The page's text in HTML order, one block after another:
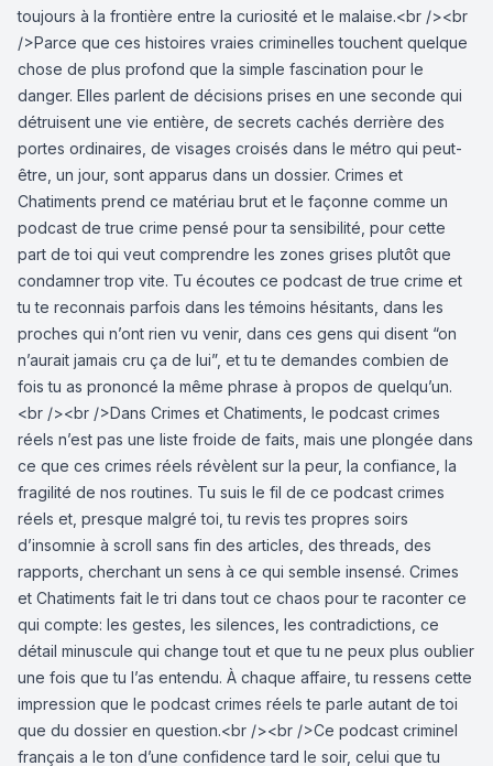
toujours à la frontière entre la curiosité et le malaise.<br /><br
/>Parce que ces histoires vraies criminelles touchent quelque
chose de plus profond que la simple fascination pour le
danger. Elles parlent de décisions prises en une seconde qui
détruisent une vie entière, de secrets cachés derrière des
portes ordinaires, de visages croisés dans le métro qui peut-
être, un jour, sont apparus dans un dossier. Crimes et
Chatiments prend ce matériau brut et le façonne comme un
podcast de true crime pensé pour ta sensibilité, pour cette
part de toi qui veut comprendre les zones grises plutôt que
condamner trop vite. Tu écoutes ce podcast de true crime et
tu te reconnais parfois dans les témoins hésitants, dans les
proches qui n’ont rien vu venir, dans ces gens qui disent “on
n’aurait jamais cru ça de lui”, et tu te demandes combien de
fois tu as prononcé la même phrase à propos de quelqu’un.
<br /><br />Dans Crimes et Chatiments, le podcast crimes
réels n’est pas une liste froide de faits, mais une plongée dans
ce que ces crimes réels révèlent sur la peur, la confiance, la
fragilité de nos routines. Tu suis le fil de ce podcast crimes
réels et, presque malgré toi, tu revis tes propres soirs
d’insomnie à scroll sans fin des articles, des threads, des
rapports, cherchant un sens à ce qui semble insensé. Crimes
et Chatiments fait le tri dans tout ce chaos pour te raconter ce
qui compte: les gestes, les silences, les contradictions, ce
détail minuscule qui change tout et que tu ne peux plus oublier
une fois que tu l’as entendu. À chaque affaire, tu ressens cette
impression que le podcast crimes réels te parle autant de toi
que du dossier en question.<br /><br />Ce podcast criminel
français a le ton d’une confidence tard le soir, celui que tu